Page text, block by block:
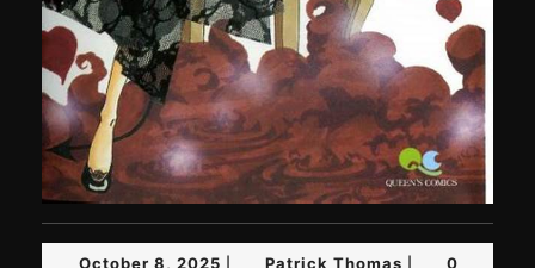
October 8, 2025 OctoberPatrick Thomas Patrick
0